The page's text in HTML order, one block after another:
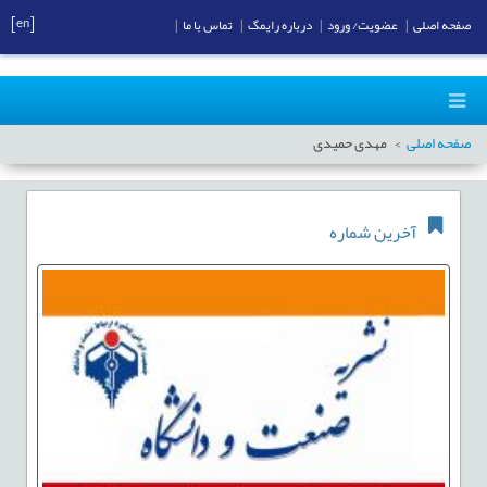
صفحه اصلی مهدی حمیدی
آخرین شماره
صفحه اصلی عضویت/ ورود درباره رایمگ تماس با ما